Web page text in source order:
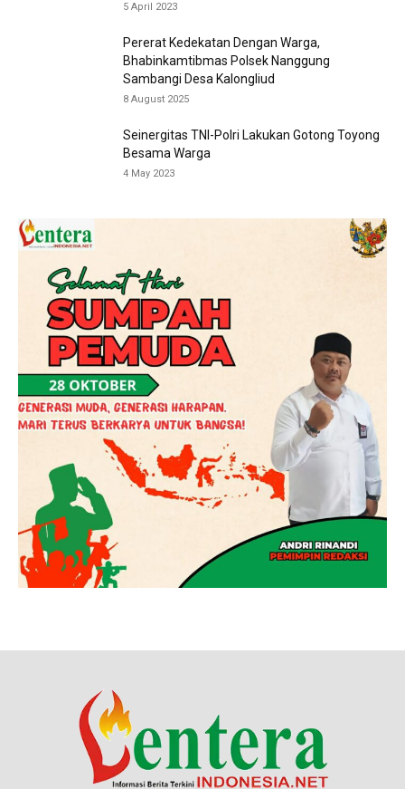
5 April 2023
Pererat Kedekatan Dengan Warga,
Bhabinkamtibmas Polsek Nanggung
Sambangi Desa Kalongliud
8 August 2025
Seinergitas TNI-Polri Lakukan Gotong Toyong
Besama Warga
4 May 2023